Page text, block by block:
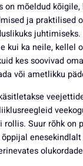
on mõeldud kõigile,
ja praktilised
kui ka neile, kellel
kes soovivad
või ametlikku
Suur rõhk on